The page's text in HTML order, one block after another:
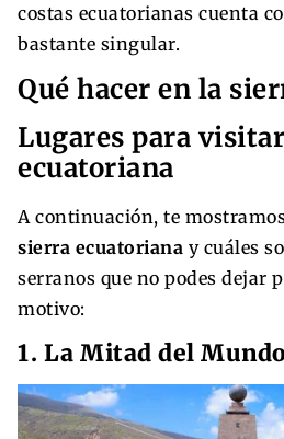
costas ecuatorianas cuenta
bastante singular.
Qué hacer en la
Lugares para
ecuatoriana
A continuación, te
sierra ecuatoriana y cuáles
serranos que no podes dejar
motivo:
1. La Mitad del